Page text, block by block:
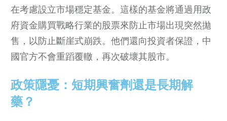
在考慮設立市場穩定基金。這樣的基金將通過用政
府資金購買戰略行業的股票來防止市場出現突然拋
售，以防止斷崖式崩跌。他們還向投資者保證，中
國官方不會重蹈覆轍，再次破壞其股市。
政策隱憂：短期興奮劑還是長期解
藥？